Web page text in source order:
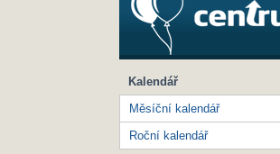
Kalendář
Měsíční kalendář
Roční kalendář